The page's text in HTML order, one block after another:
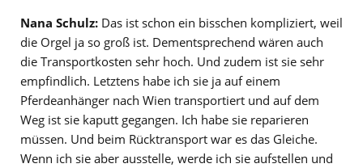
Nana Schulz: Das ist schon ein bisschen kompliziert, weil
die Orgel ja so groß ist. Dementsprechend wären auch
die Transportkosten sehr hoch. Und zudem ist sie sehr
empfindlich. Letztens habe ich sie ja auf einem
Pferdeanhänger nach Wien transportiert und auf dem
Weg ist sie kaputt gegangen. Ich habe sie reparieren
müssen. Und beim Rücktransport war es das Gleiche.
Wenn ich sie aber ausstelle, werde ich sie aufstellen und